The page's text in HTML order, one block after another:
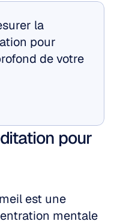
la
pour
de votre
pour
est une
mentale